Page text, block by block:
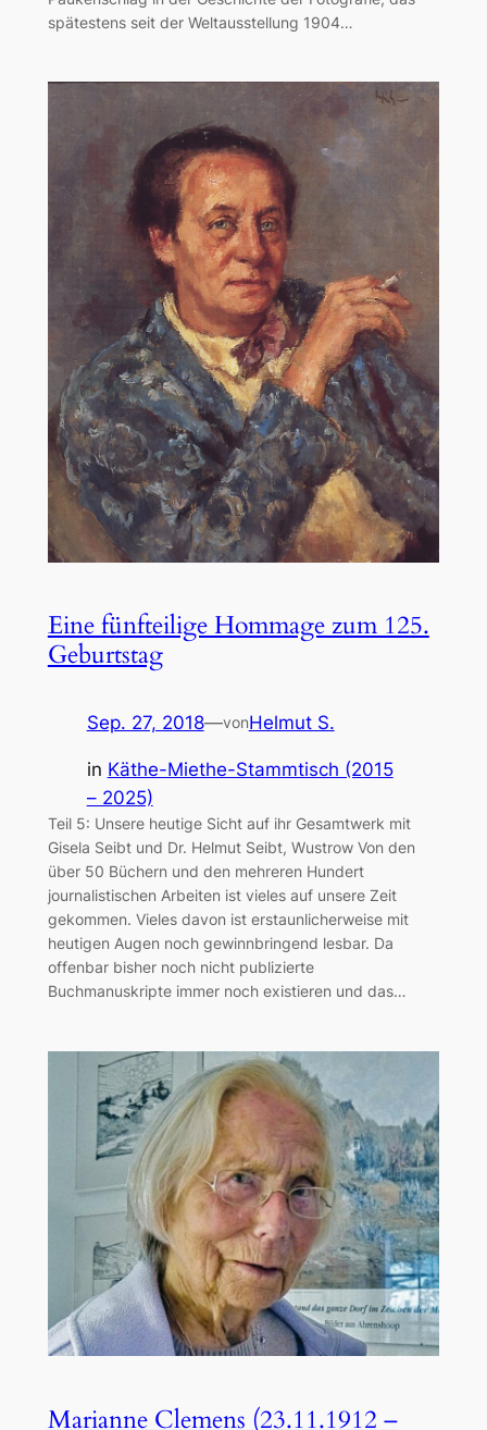
spätestens seit der Weltausstellung 1904…
Eine fünfteilige Hommage zum 125.
Geburtstag
Sep. 27, 2018—vonHelmut S.
in Käthe-Miethe-Stammtisch (2015
– 2025)
Teil 5: Unsere heutige Sicht auf ihr Gesamtwerk mit
Gisela Seibt und Dr. Helmut Seibt, Wustrow Von den
über 50 Büchern und den mehreren Hundert
journalistischen Arbeiten ist vieles auf unsere Zeit
gekommen. Vieles davon ist erstaunlicherweise mit
heutigen Augen noch gewinnbringend lesbar. Da
offenbar bisher noch nicht publizierte
Buchmanuskripte immer noch existieren und das…
Marianne Clemens (23.11.1912 –